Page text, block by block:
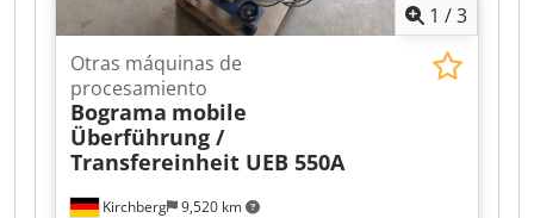
1 /3
Kirchberg 9,520 km
Otras máquinas de
procesamiento
Bograma mobile
Überführung /
Transfereinheit UEB 550A